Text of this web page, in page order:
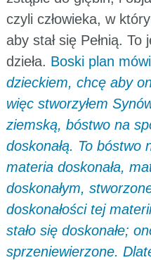
czyli człowieka, w
aby stał się Pełnią.
dzieła. Boski plan
dzieckiem, chcę aby
więc stworzyłem
ziemską, bóstwo na
doskonałą. To bóstwo
materia doskonała,
doskonałym,
doskonałości tej
stało się doskonałe;
sprzeniewierzone.